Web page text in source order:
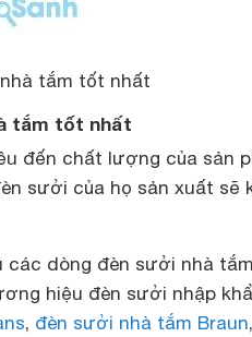
tắm tốt nhất
tắm tốt nhất
đến chất lượng của sản
sưởi của họ sản xuất sẽ
các dòng đèn sưởi nhà
hiệu đèn sưởi nhập
, đèn sưởi nhà tắm Braun